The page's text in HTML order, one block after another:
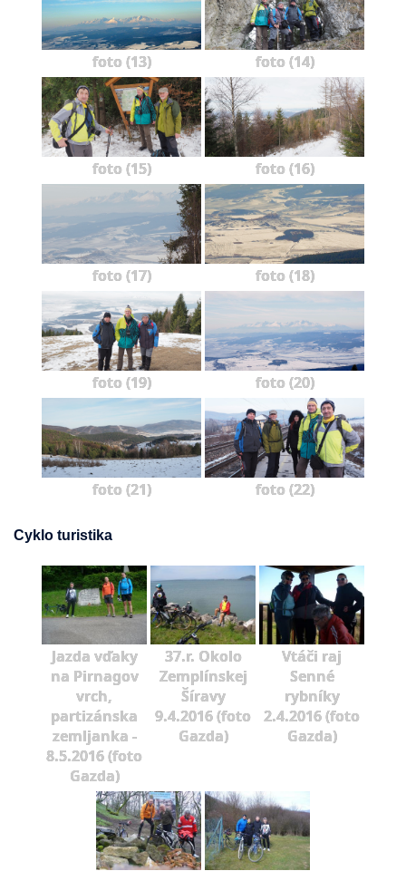
foto (13) foto (14)
foto (15) foto (16)
foto (17) foto (18)
foto (19) foto (20)
foto (21) foto (22)
Cyklo turistika
Jazda vďaky
na Pirnagov
vrch,
partizánska
zemljanka -
8.5.2016 (foto
Gazda)
37.r. Okolo
Zemplínskej
Šíravy
9.4.2016 (foto
Gazda)
Vtáči raj
Senné
rybníky
2.4.2016 (foto
Gazda)